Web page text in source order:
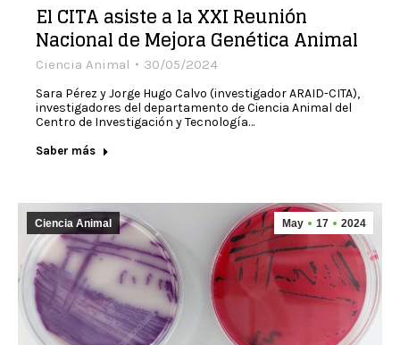
El CITA asiste a la XXI Reunión
Nacional de Mejora Genética Animal
Ciencia Animal 30/05/2024
Sara Pérez y Jorge Hugo Calvo (investigador ARAID-CITA),
investigadores del departamento de Ciencia Animal del
Centro de Investigación y Tecnología…
Saber más
May 17 2024
Ciencia Animal